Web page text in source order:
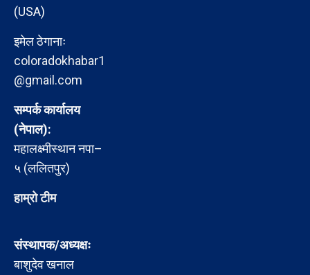
(USA)
इमेल ठेगानाः
coloradokhabar1
@gmail.com
सम्पर्क कार्यालय
(नेपाल):
महालक्ष्मीस्थान नपा–
५ (ललितपुर)
हाम्रो टीम
संस्थापक/अध्यक्षः
बाशुदेव खनाल